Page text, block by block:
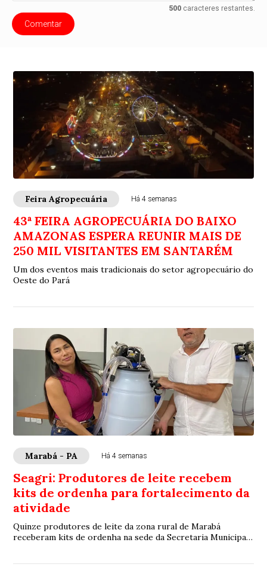
500caracteres restantes.
Comentar
Feira Agropecuária Há 4 semanas
43ª FEIRA AGROPECUÁRIA DO BAIXO
AMAZONAS ESPERA REUNIR MAIS DE
250 MIL VISITANTES EM SANTARÉM
Um dos eventos mais tradicionais do setor agropecuário do
Oeste do Pará
Marabá - PA Há 4 semanas
Seagri: Produtores de leite recebem
kits de ordenha para fortalecimento da
atividade
Quinze produtores de leite da zona rural de Marabá
receberam kits de ordenha na sede da Secretaria Municipal